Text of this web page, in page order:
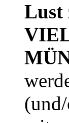
Lust